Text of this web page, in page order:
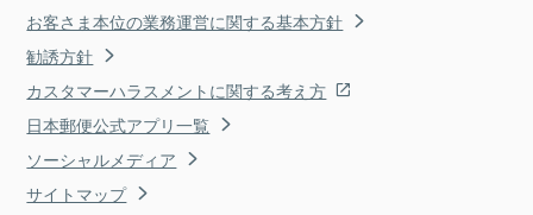
お客さま本位の業務運営に関する基本方針
勧誘方針
カスタマーハラスメントに関する考え方
日本郵便公式アプリ一覧
ソーシャルメディア
サイトマップ